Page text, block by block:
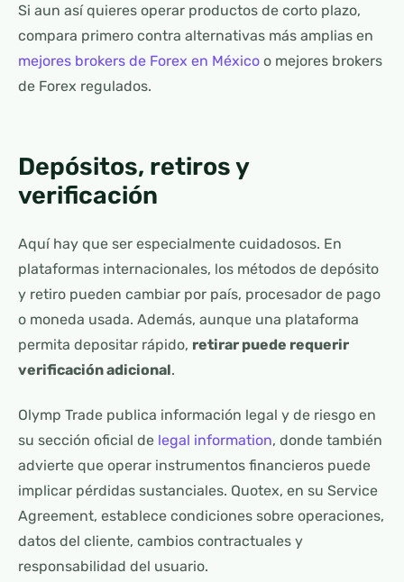
Si aun así quieres operar productos de corto plazo,
compara primero contra alternativas más amplias en
mejores brokers de Forex en México o mejores brokers
de Forex regulados.
Depósitos, retiros y
verificación
Aquí hay que ser especialmente cuidadosos. En
plataformas internacionales, los métodos de depósito
y retiro pueden cambiar por país, procesador de pago
o moneda usada. Además, aunque una plataforma
permita depositar rápido, retirar puede requerir
verificación adicional.
Olymp Trade publica información legal y de riesgo en
su sección oficial de legal information, donde también
advierte que operar instrumentos financieros puede
implicar pérdidas sustanciales. Quotex, en su Service
Agreement, establece condiciones sobre operaciones,
datos del cliente, cambios contractuales y
responsabilidad del usuario.